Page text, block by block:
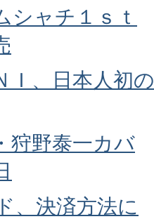
シャチ１ｓｔ
Ｉ、日本人初の
狩野泰一カバ
、決済方法に